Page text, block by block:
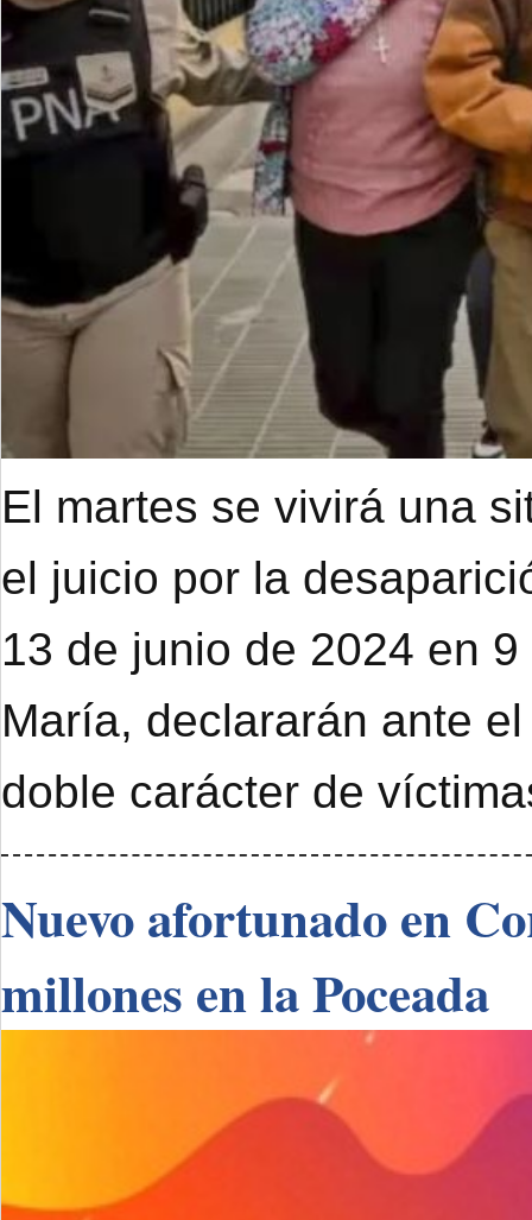
El martes se vivirá una
el juicio por la
13 de junio de 2024 en
María, declararán ante
doble carácter de
Nuevo afortunado en
millones en la Poceada